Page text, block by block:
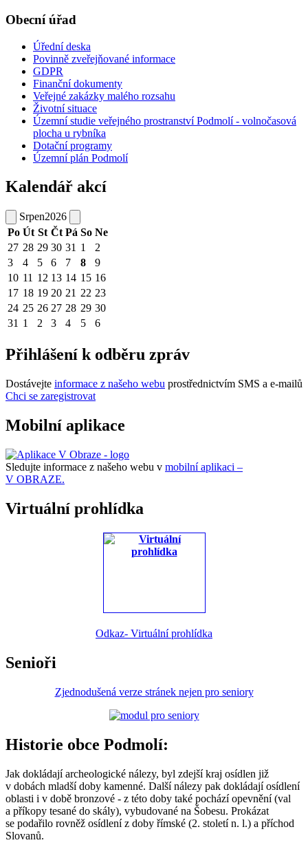
Obecní úřad
Úřední deska
Povinně zveřejňované informace
GDPR
Finanční dokumenty
Veřejné zakázky malého rozsahu
Životní situace
Územní studie veřejného prostranství Podmolí - volnočasová
plocha u rybníka
Dotační programy
Územní plán Podmolí
Kalendář akcí
Srpen2026
Po Út St Čt Pá So Ne
27 28 29 30 31 1
2
3
4 5 6 7 8
9
10 11 12 13 14 15 16
17 18 19 20 21 22 23
24 25 26 27 28 29 30
31 1 2 3 4 5 6
Přihlášení k odběru zpráv
Dostávejte informace z našeho webu prostřednictvím SMS a e-mailů
Chci se zaregistrovat
Mobilní aplikace
Sledujte informace z našeho webu v mobilní aplikaci –
V OBRAZE.
Virtuální prohlídka
Odkaz- Virtuální prohlídka
Senioři
Zjednodušená verze stránek nejen pro seniory
Historie obce Podmolí:
Jak dokládají archeologické nálezy, byl zdejší kraj osídlen již
v dobách mladší doby kamenné. Další nálezy pak dokládají osídlení
oblasti i v době bronzové - z této doby také pochází opevnění (val
a příkopy tesané do skály), vybudované na Šobesu. Prokázat
se podařilo rovněž osídlení z doby římské (2. století n. l.) a příchod
Slovanů.